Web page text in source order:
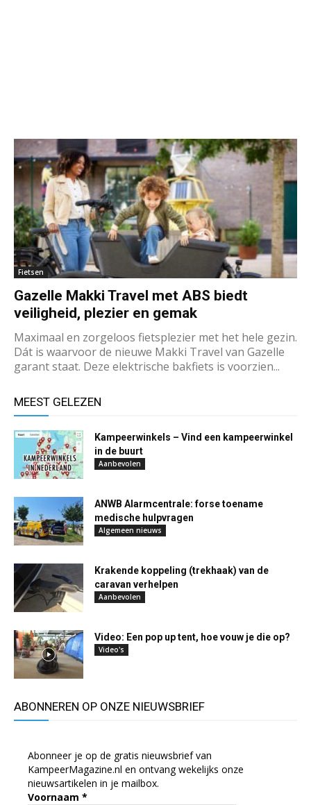
Fietsen
Gazelle Makki Travel met ABS biedt
veiligheid, plezier en gemak
Maximaal en zorgeloos fietsplezier met het hele gezin.
Dát is waarvoor de nieuwe Makki Travel van Gazelle
garant staat. Deze elektrische bakfiets is voorzien...
MEEST GELEZEN
Kampeerwinkels – Vind een kampeerwinkel
in de buurt
Aanbevolen
ANWB Alarmcentrale: forse toename
medische hulpvragen
Algemeen nieuws
Krakende koppeling (trekhaak) van de
caravan verhelpen
Aanbevolen
Video: Een pop up tent, hoe vouw je die op?
Video's
ABONNEREN OP ONZE NIEUWSBRIEF
Abonneer je op de gratis nieuwsbrief van
KampeerMagazine.nl en ontvang wekelijks onze
nieuwsartikelen in je mailbox.
Voornaam *